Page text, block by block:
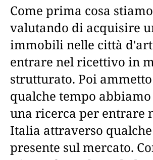
Come prima cosa stiamo
valutando di acquisire
immobili nelle città
entrare nel ricettivo in
strutturato. Poi
qualche tempo
una ricerca per entrare
Italia attraverso
presente sul mercato.